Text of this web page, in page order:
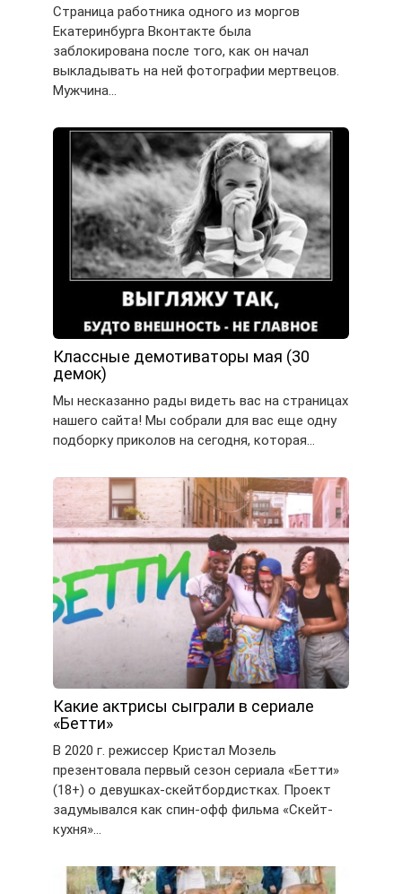
Страница работника одного из моргов
Екатеринбурга Вконтакте была
заблокирована после того, как он начал
выкладывать на ней фотографии мертвецов.
Мужчина…
Классные демотиваторы мая (30
демок)
Мы несказанно рады видеть вас на страницах
нашего сайта! Мы собрали для вас еще одну
подборку приколов на сегодня, которая…
Какие актрисы сыграли в сериале
«Бетти»
В 2020 г. режиссер Кристал Мозель
презентовала первый сезон сериала «Бетти»
(18+) о девушках-скейтбордистках. Проект
задумывался как спин-офф фильма «Скейт-
кухня»…